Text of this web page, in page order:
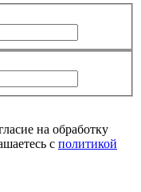
на обработку
с политикой